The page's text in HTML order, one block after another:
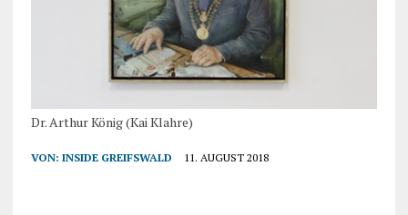
Dr. Arthur König (Kai Klahre)
VON: INSIDE GREIFSWALD 11. AUGUST 2018